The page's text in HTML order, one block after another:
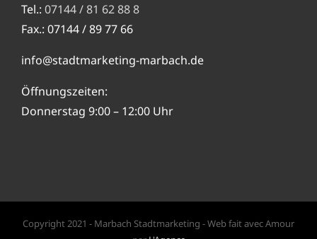
Tel.: 07144 / 81 62 88 8
Fax.: 07144 / 89 77 66
info@stadtmarketing-marbach.de
Öffnungszeiten:
Donnerstag 9:00 – 12:00 Uhr
Copyright 2021 - Marbach Stadtmarketing - Web fait avec Amour